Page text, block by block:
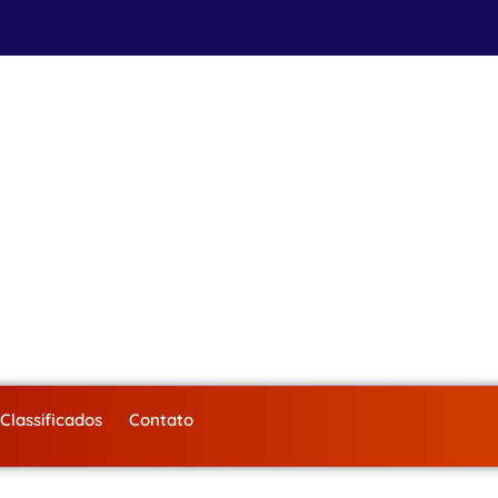
Classificados Contato